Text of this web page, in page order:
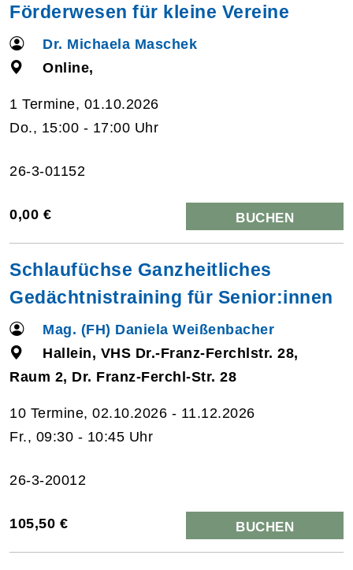
Förderwesen für kleine Vereine
Dr. Michaela Maschek
Online,
1 Termine, 01.10.2026
Do., 15:00 - 17:00 Uhr
26-3-01152
0,00 € BUCHEN
Schlaufüchse Ganzheitliches
Gedächtnistraining für Senior:innen
Mag. (FH) Daniela Weißenbacher
Hallein, VHS Dr.-Franz-Ferchlstr. 28,
Raum 2, Dr. Franz-Ferchl-Str. 28
10 Termine, 02.10.2026 - 11.12.2026
Fr., 09:30 - 10:45 Uhr
26-3-20012
105,50 € BUCHEN